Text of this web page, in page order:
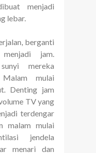
menjadi
lebar.
berganti
jam.
mereka
mulai
Denting jam
TV yang
terdengar
malam mulai
jendela
menari dan